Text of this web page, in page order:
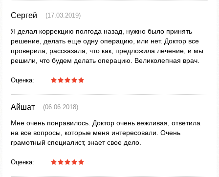
Сергей (17.03.2019)
Я делал коррекцию полгода назад, нужно было принять
решение, делать еще одну операцию, или нет. Доктор все
проверила, рассказала, что как, предложила лечение, и мы
решили, что будем делать операцию. Великолепная врач.
Оценка:
Айшат (06.06.2018)
Мне очень понравилось. Доктор очень вежливая, ответила
на все вопросы, которые меня интересовали. Очень
грамотный специалист, знает свое дело.
Оценка: